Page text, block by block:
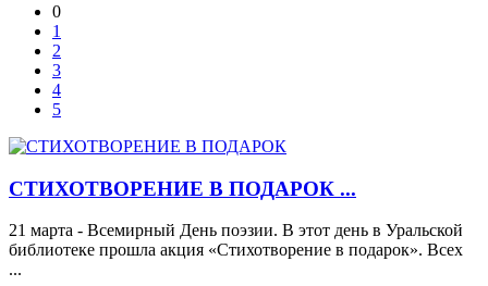
0
1
2
3
4
5
СТИХОТВОРЕНИЕ В ПОДАРОК ...
21 марта - Всемирный День поэзии. В этот день в Уральской
библиотеке прошла акция «Стихотворение в подарок». Всех
...